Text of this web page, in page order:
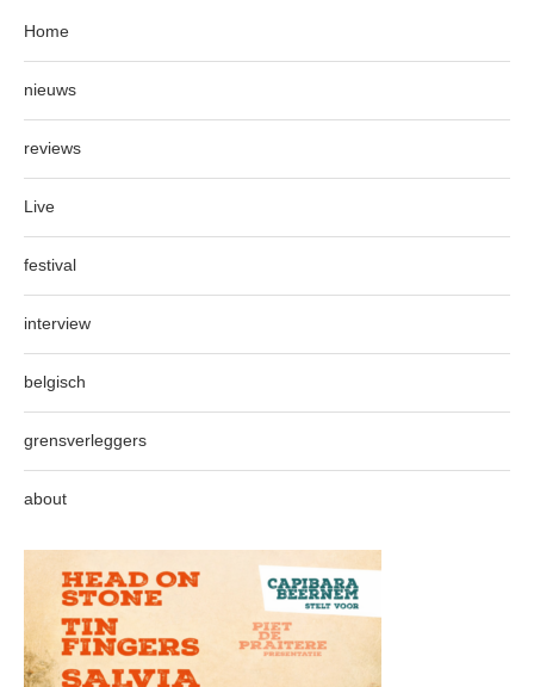
Home
nieuws
reviews
Live
festival
interview
belgisch
grensverleggers
about